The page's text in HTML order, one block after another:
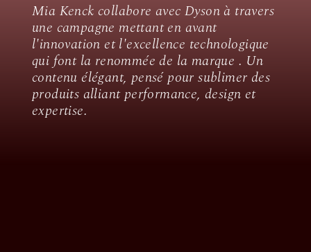
Mia Kenck collabore avec Dyson à travers
une campagne mettant en avant
l'innovation et l'excellence technologique
qui font la renommée de la marque . Un
contenu élégant, pensé pour sublimer des
produits alliant performance, design et
expertise.